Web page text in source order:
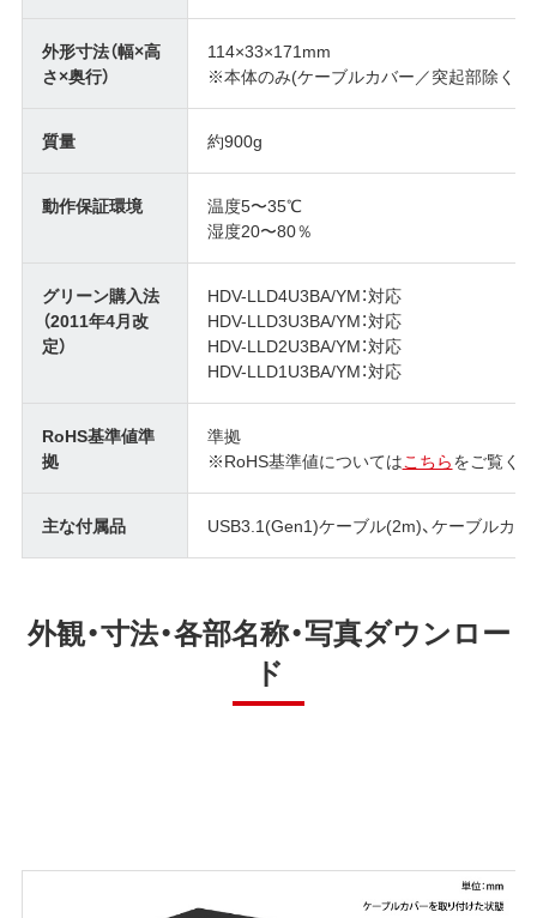
外形寸法（幅×高
さ×奥行）
114×33×171mm
※本体のみ(ケーブルカバー／突起部除く)
質量 約900g
動作保証環境
温度5〜35℃
湿度20〜80％
グリーン購入法
（2011年4月改
定）
HDV-LLD4U3BA/YM：対応
HDV-LLD3U3BA/YM：対応
HDV-LLD2U3BA/YM：対応
HDV-LLD1U3BA/YM：対応
RoHS基準値準
拠
準拠
※RoHS基準値についてはこちらをご覧く
主な付属品 USB3.1(Gen1)ケーブル(2m)、ケーブルカバ
外観・寸法・各部名称・写真ダウンロー
ド